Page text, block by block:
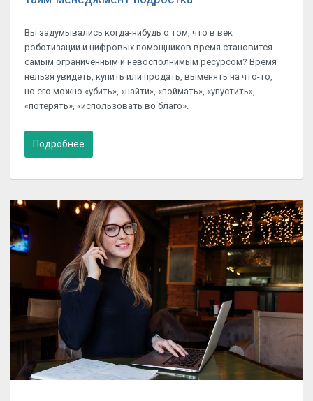
Вы задумывались когда-нибудь о том, что в век
роботизации и цифровых помощников время становится
самым ограниченным и невосполнимым ресурсом? Время
нельзя увидеть, купить или продать, выменять на что-то,
но его можно «убить», «найти», «поймать», «упустить»,
«потерять», «использовать во благо».
Подробнее